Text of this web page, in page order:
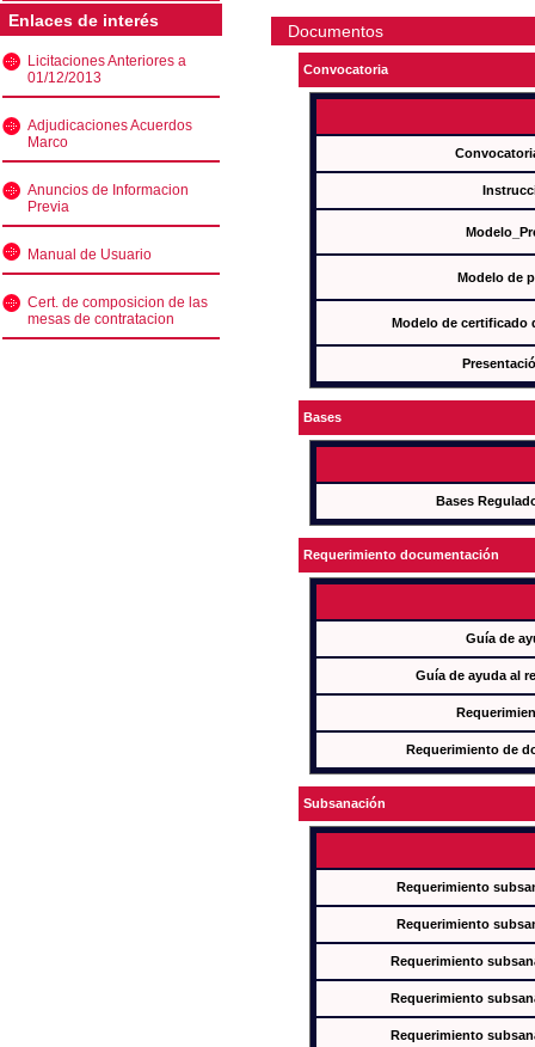
Enlaces de interés
Licitaciones Anteriores a
01/12/2013
Adjudicaciones Acuerdos
Marco
Anuncios de Informacion
Previa
Manual de Usuario
Cert. de composicion de las
mesas de contratacion
Documentos
Convocatoria
Modelo de
Modelo de certificado
Bases
Bases
Requerimiento documentación
Guía de
Guía de ayuda al
Requerimiento de
Subsanación
Requerimiento
Requerimiento
Requerimiento
Requerimiento
Requerimiento